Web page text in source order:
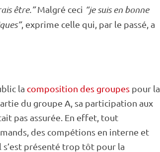
être.”Malgré ceci “je suis en bonne
, exprime celle qui, par le passé, a
la composition des groupes pour la
du groupe A, sa participation aux
pas assurée. En effet, tout
des compétions en interne et
s’est présenté trop tôt pour la